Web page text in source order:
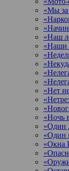
«Мы за
«Наш
«Наши
«Нет
«Ночь
«Один
«Один
«Окна